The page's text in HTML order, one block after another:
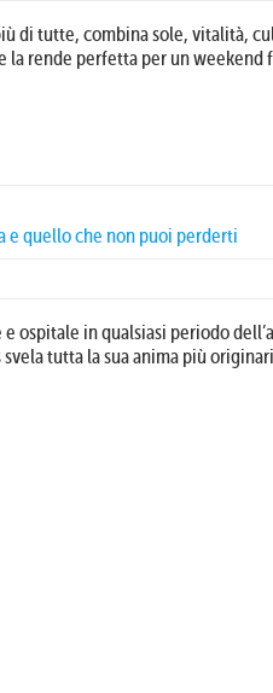
di tutte, combina sole, vitalità,
la rende perfetta per un weekend
e quello che non puoi perderti
ospitale in qualsiasi periodo
svela tutta la sua anima più